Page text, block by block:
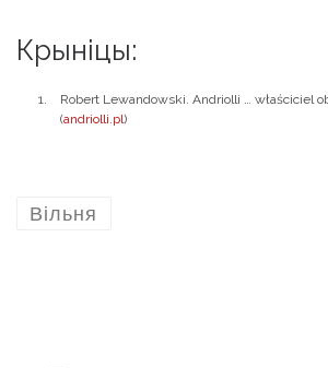
Крыніцы:
Robert Lewandowski. Andriolli … właściciel
(andriolli.pl)
Вільня